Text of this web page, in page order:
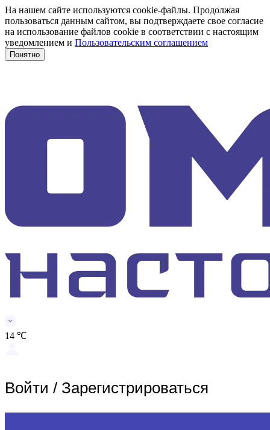
На нашем сайте используются cookie-файлы. Продолжая
пользоваться данным сайтом, вы подтверждаете свое согласие
на использование файлов cookie в соответствии с настоящим
уведомлением и Пользовательским соглашением
Понятно
14 ℃
Войти / Зарегистрироваться